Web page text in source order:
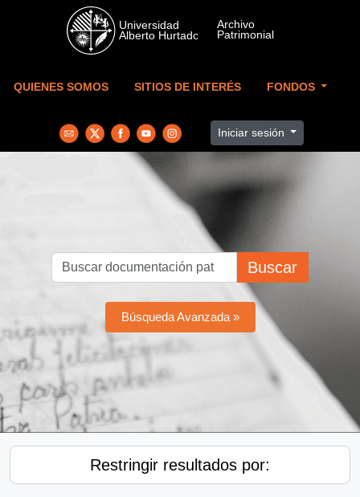
Skip to main content
QUIENES SOMOS SITIOS DE INTERÉS FONDOS
Iniciar sesión
Buscar
Búsqueda Avanzada »
Restringir resultados por: